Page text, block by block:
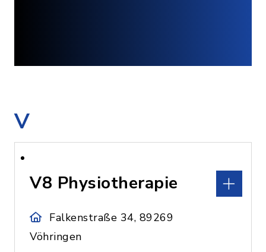
V
V8 Physiotherapie
Falkenstraße 34, 89269
Vöhringen